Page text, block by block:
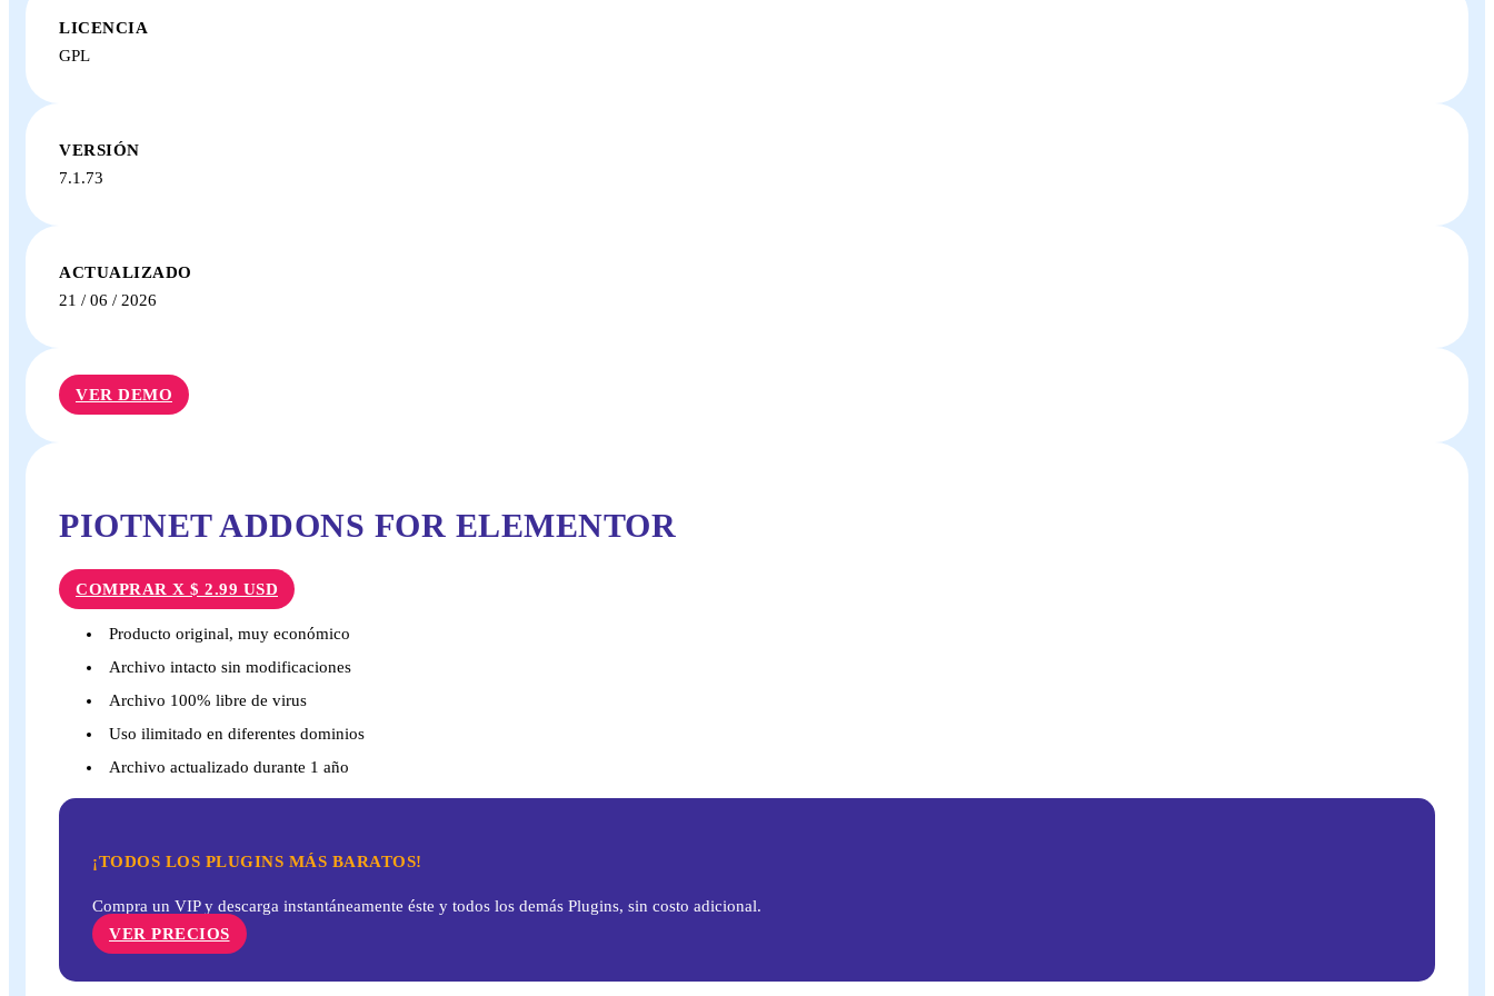
LICENCIA
GPL
VERSIÓN
7.1.73
ACTUALIZADO
21 / 06 / 2026
VER DEMO
PIOTNET ADDONS FOR ELEMENTOR
COMPRAR X $ 2.99 USD
Producto original, muy económico
Archivo intacto sin modificaciones
Archivo 100% libre de virus
Uso ilimitado en diferentes dominios
Archivo actualizado durante 1 año
¡TODOS LOS PLUGINS MÁS BARATOS!
Compra un VIP y descarga instantáneamente éste y todos los demás Plugins, sin costo adicional.
VER PRECIOS